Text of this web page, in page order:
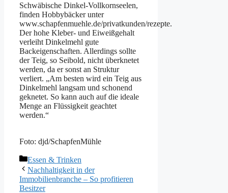
Schwäbische Dinkel-Vollkornseelen,
finden Hobbybäcker unter
www.schapfenmuehle.de/privatkunden/rezepte.
Der hohe Kleber- und Eiweißgehalt
verleiht Dinkelmehl gute
Backeigenschaften. Allerdings sollte
der Teig, so Seibold, nicht überknetet
werden, da er sonst an Struktur
verliert. „Am besten wird ein Teig aus
Dinkelmehl langsam und schonend
geknetet. So kann auch auf die ideale
Menge an Flüssigkeit geachtet
werden.“
Foto: djd/SchapfenMühle
Kategorien
Essen & Trinken
Nachhaltigkeit in der
Immobilienbranche – So profitieren
Besitzer